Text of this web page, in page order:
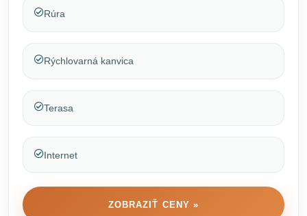
Rúra
Rýchlovarná kanvica
Terasa
Internet
ZOBRAZIŤ CENY »